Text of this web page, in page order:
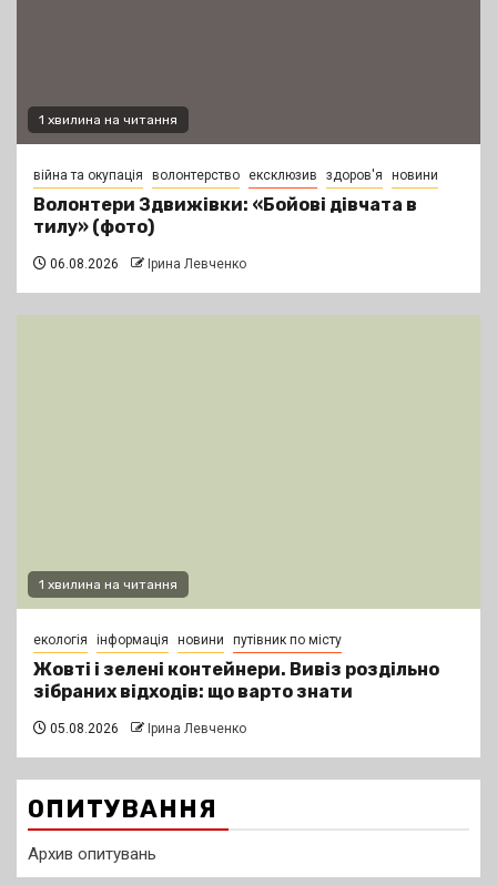
1 хвилина на читання
війна та окупація волонтерство ексклюзив здоров'я новини
Волонтери Здвижівки: «Бойові дівчата в
тилу» (фото)
06.08.2026 Ірина Левченко
1 хвилина на читання
екологія інформація новини путівник по місту
Жовті і зелені контейнери. Вивіз роздільно
зібраних відходів: що варто знати
05.08.2026 Ірина Левченко
ОПИТУВАННЯ
Архив опитувань